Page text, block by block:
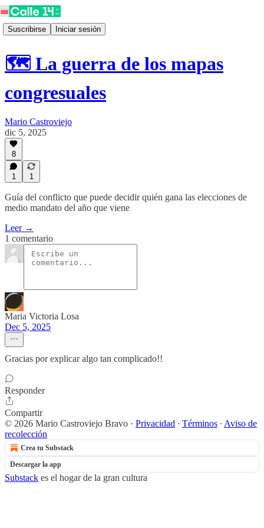
Suscribirse Iniciar sesión
🗺️ La guerra de los mapas
congresuales
Mario Castroviejo
dic 5, 2025
8
1 1
Guía del conflicto que puede decidir quién gana las elecciones de
medio mandato del año que viene
Leer →
1 comentario
Maria Victoria Losa
Dec 5, 2025
Gracias por explicar algo tan complicado!!
Responder
Compartir
© 2026 Mario Castroviejo Bravo · Privacidad ∙ Términos ∙ Aviso de
recolección
Crea tu Substack
Descargar la app
Substack es el hogar de la gran cultura